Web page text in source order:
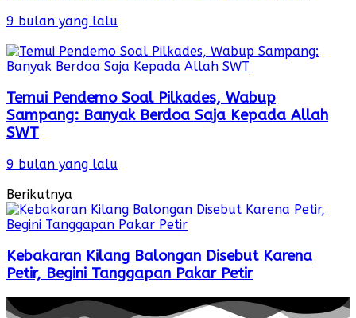
9 bulan yang lalu
Temui Pendemo Soal Pilkades, Wabup
Sampang: Banyak Berdoa Saja Kepada Allah
SWT
9 bulan yang lalu
Berikutnya
Kebakaran Kilang Balongan Disebut Karena
Petir, Begini Tanggapan Pakar Petir